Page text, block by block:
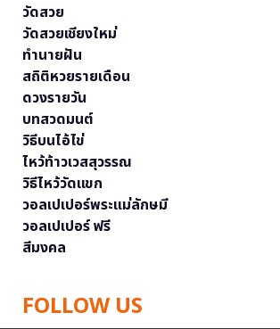
วัดสวย
วัดสวยเชียงใหม่
ทำนายฝัน
สถิติหวยรายเดือน
ดวงรายวัน
บทสวดมนต์
วิธีบนไอ้ไข่
ไหว้ท้าวเวสสุวรรณ
วิธีไหว้วัดแขก
วอลเปเปอร์พระแม่ลักษมี
วอลเปเปอร์ ฟรี
สีมงคล
FOLLOW US